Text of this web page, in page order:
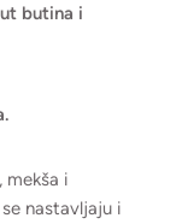
butina i
mekša i
nastavljaju i